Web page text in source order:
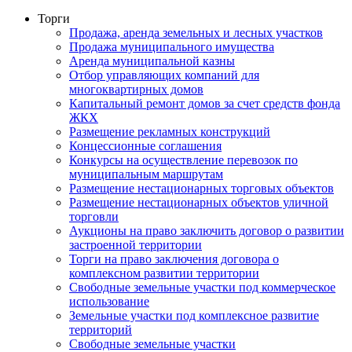
Торги
Продажа, аренда земельных и лесных участков
Продажа муниципального имущества
Аренда муниципальной казны
Отбор управляющих компаний для
многоквартирных домов
Капитальный ремонт домов за счет средств фонда
ЖКХ
Размещение рекламных конструкций
Концессионные соглашения
Конкурсы на осуществление перевозок по
муниципальным маршрутам
Размещение нестационарных торговых объектов
Размещение нестационарных объектов уличной
торговли
Аукционы на право заключить договор о развитии
застроенной территории
Торги на право заключения договора о
комплексном развитии территории
Свободные земельные участки под коммерческое
использование
Земельные участки под комплексное развитие
территорий
Свободные земельные участки